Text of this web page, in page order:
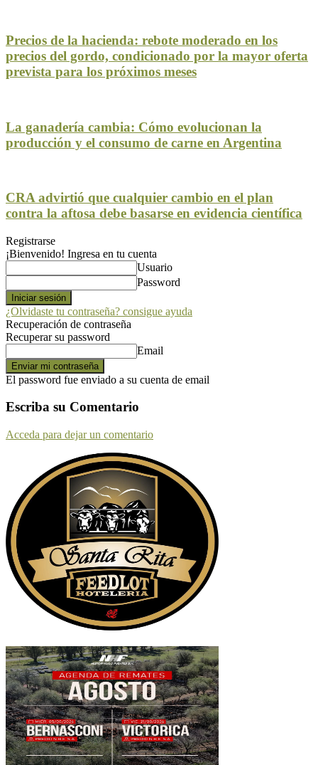
Precios de la hacienda: rebote moderado en los
precios del gordo, condicionado por la mayor oferta
prevista para los próximos meses
La ganadería cambia: Cómo evolucionan la
producción y el consumo de carne en Argentina
CRA advirtió que cualquier cambio en el plan
contra la aftosa debe basarse en evidencia científica
Registrarse
¡Bienvenido! Ingresa en tu cuenta
Usuario
Password
¿Olvidaste tu contraseña? consigue ayuda
Recuperación de contraseña
Recuperar su password
Email
El password fue enviado a su cuenta de email
Escriba su Comentario
Acceda para dejar un comentario